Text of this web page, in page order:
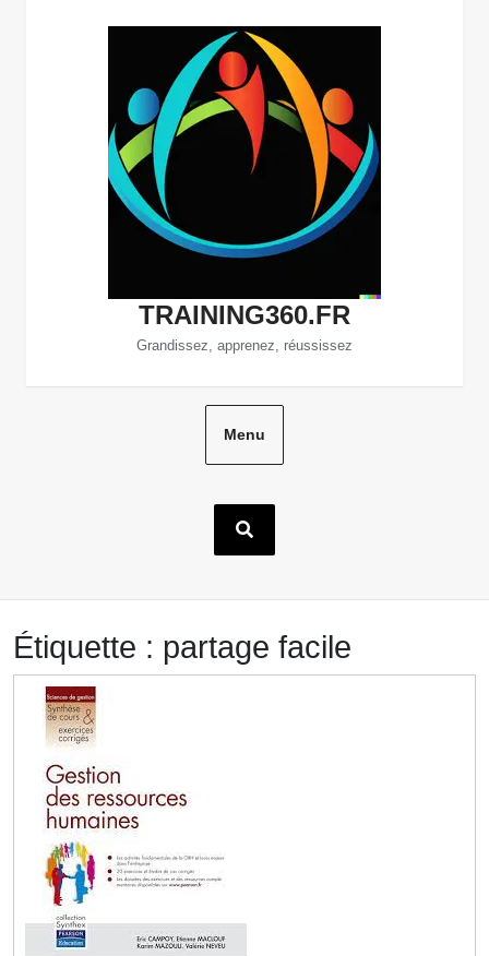
TRAINING360.FR
Grandissez, apprenez, réussissez
Menu
Étiquette : partage facile